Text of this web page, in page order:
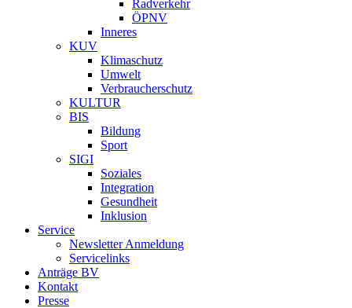
Radverkehr
ÖPNV
Inneres
KUV
Klimaschutz
Umwelt
Verbraucherschutz
KULTUR
BIS
Bildung
Sport
SIGI
Soziales
Integration
Gesundheit
Inklusion
Service
Newsletter Anmeldung
Servicelinks
Anträge BV
Kontakt
Presse